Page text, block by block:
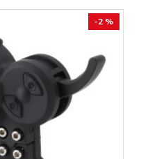
-2 %